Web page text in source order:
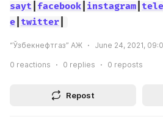
sayt facebook instagram
e twitter
“Ўзбекнефтгаз” АЖ June 24, 2021,
0 reactions 0 replies 0 reposts
Repost